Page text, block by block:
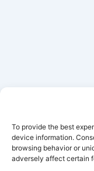
To provide the best
device information.
browsing behavior or
adversely affect certain